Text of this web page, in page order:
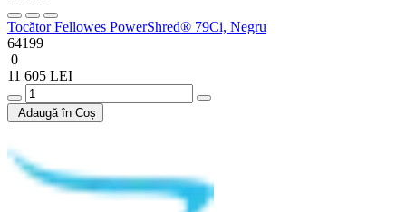
Tocător Fellowes PowerShred® 79Ci, Negru
64199
0
11 605 LEI
Adaugă în Coș